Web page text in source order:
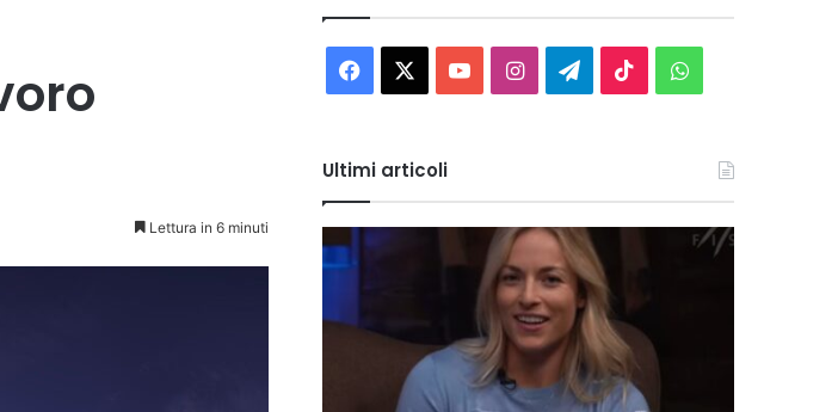
Lettura in 6 minuti
Facebook You InstagramTelegram
TikTokWhatsApp
Ultimi articoli